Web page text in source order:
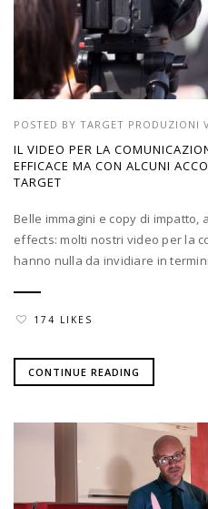
POSTED BY TARGET PRODUZIONI
IL VIDEO PER LA
EFFICACE MA CON ALCUNI
TARGET
Belle immagini e copy di
effects: molti nostri video per la
hanno nulla da invidiare in
174 LIKES
CONTINUE READING